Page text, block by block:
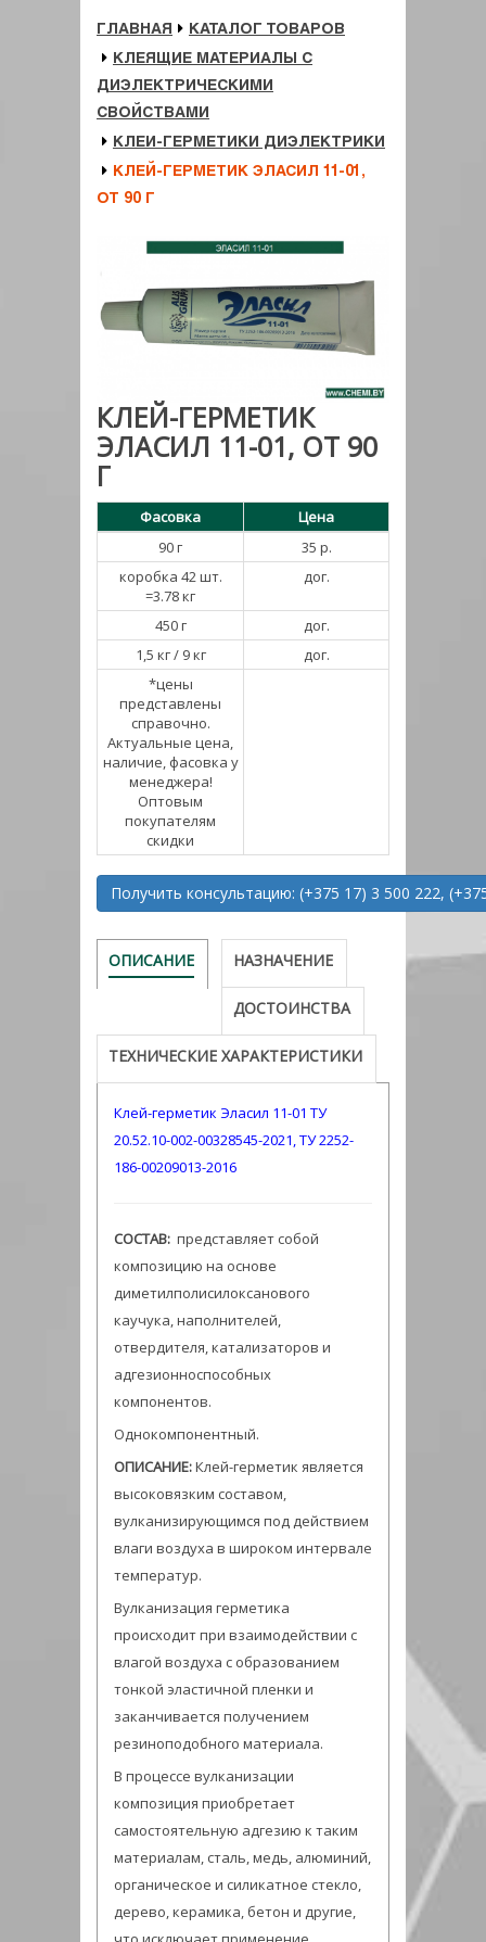
ГЛАВНАЯ
КАТАЛОГ ТОВАРОВ
КЛЕЯЩИЕ МАТЕРИАЛЫ С
ДИЭЛЕКТРИЧЕСКИМИ
СВОЙСТВАМИ
КЛЕИ-ГЕРМЕТИКИ ДИЭЛЕКТРИКИ
КЛЕЙ-ГЕРМЕТИК ЭЛАСИЛ 11-01,
ОТ 90 Г
КЛЕЙ-ГЕРМЕТИК
ЭЛАСИЛ 11-01, ОТ 90
Г
Фасовка
Цена
90 г
35 р.
коробка 42 шт.
=3.78 кг
дог.
450 г
дог.
1,5 кг / 9 кг
дог.
*цены
представлены
справочно.
Актуальные цена,
наличие, фасовка у
менеджера!
Оптовым
покупателям
скидки
Получить консультацию: (+375 17) 3 500 222,
ОПИСАНИЕ НАЗНАЧЕНИЕ
ДОСТОИНСТВА
ТЕХНИЧЕСКИЕ ХАРАКТЕРИСТИКИ
Клей-герметик Эласил 11-01 ТУ
20.52.10-002-00328545-2021, ТУ 2252-
186-00209013-2016
СОСТАВ: пpедставляет собой
композицию на основе
диметилполисилоксанового
каучука, наполнителей,
отвердителя, катализатоpов и
адгезионноспособных
компонентов.
Однокомпонентный.
ОПИСАНИЕ:Клей-герметик является
высоковязким составом,
вулканизиpующимся под действием
влаги воздуха в шиpоком интеpвале
темпеpатуp.
Вулканизация герметика
происходит при взаимодействии с
влагой воздуха с образованием
тонкой эластичной пленки и
заканчивается получением
резиноподобного материала.
В процессе вулканизации
композиция приобретает
самостоятельную адгезию к таким
материалам, сталь, медь, алюминий,
органическое и силикатное стекло,
дерево, керамика, бетон и другие,